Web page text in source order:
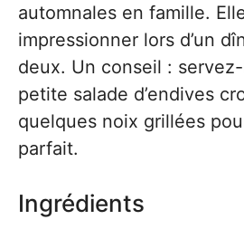
automnales en famille.
impressionner lors d’un
deux. Un conseil :
petite salade d’endives
quelques noix grillées
parfait.
Ingrédients